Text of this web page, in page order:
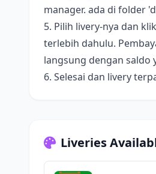
manager. ada di folder
5. Pilih livery-nya dan
terlebih dahulu.
langsung dengan saldo
6. Selesai dan livery
Liveries